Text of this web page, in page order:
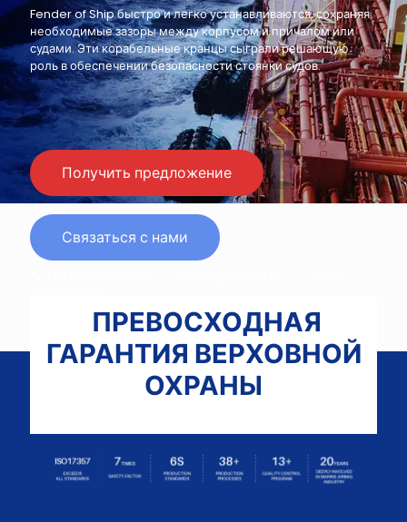
Fender of Ship быстро и легко устанавливаются, сохраняя
необходимые зазоры между корпусом и причалом или
судами. Эти корабельные кранцы сыграли решающую
роль в обеспечении безопасности стоянки судов.
Получить предложение
Связаться с нами
ПРЕВОСХОДНАЯ
ГАРАНТИЯ ВЕРХОВНОЙ
ОХРАНЫ